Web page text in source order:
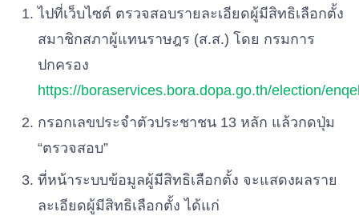
พรรคเพื่อชาติ
เบอร์ 26 พรรคประชาธิปัตย์
ไปที่เว็บไซต์ ตรวจสอบรายละเอียดผู้มีสิทธิเลือกตั้ง
สมาชิกสภาผู้แทนราษฎร (ส.ส.) โดย กรมการ
ปกครอง
https://boraservices.bora.dopa.go.th/election/
กรอกเลขประจำตัวประชาชน 13 หลัก แล้วกดปุ่ม
“ตรวจสอบ”
ที่หน้าระบบข้อมูลผู้มีสิทธิเลือกตั้ง จะแสดงผลราย
ละเอียดผู้มีสิทธิเลือกตั้ง ได้แก่